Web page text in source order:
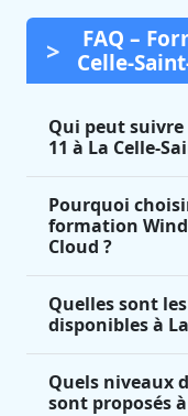
FAQ –
Celle-
Qui peut
11 à La Celle-
Pourquoi
formation
Cloud ?
Quelles sont
disponibles à
Quels niveaux
sont proposés